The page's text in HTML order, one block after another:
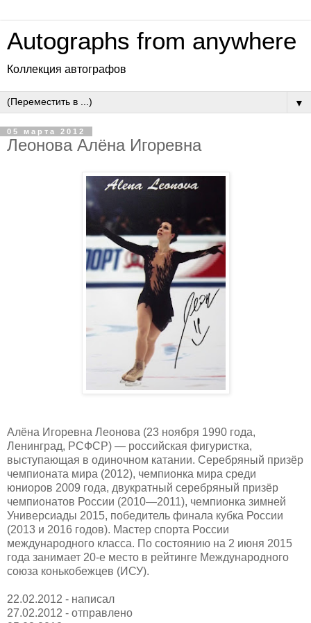
Autographs from anywhere
Коллекция автографов
▼
05 марта 2012
Леонова Алёна Игоревна
Алёна Игоревна Леонова (23 ноября 1990 года,
Ленинград, РСФСР) — российская фигуристка,
выступающая в одиночном катании. Серебряный призёр
чемпионата мира (2012), чемпионка мира среди
юниоров 2009 года, двукратный серебряный призёр
чемпионатов России (2010—2011), чемпионка зимней
Универсиады 2015, победитель финала кубка России
(2013 и 2016 годов). Мастер спорта России
международного класса. По состоянию на 2 июня 2015
года занимает 20-е место в рейтинге Международного
союза конькобежцев (ИСУ).
22.02.2012 - написал
27.02.2012 - отправлено